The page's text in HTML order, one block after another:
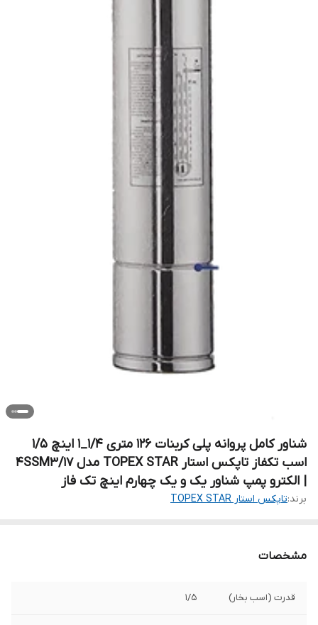
شناور کامل پروانه پلی کربنات ۱۲۶ متری ۱/۴_۱ اینچ ۱/۵
اسب تکفاز تاپکس استار TOPEX STAR مدل 4SSM3/17
| الکترو پمپ شناور یک و یک چهارم اینچ تک فاز
برند:تاپکس استار TOPEX STAR
مشخصات
قدرت (اسب بخار) ۱/۵